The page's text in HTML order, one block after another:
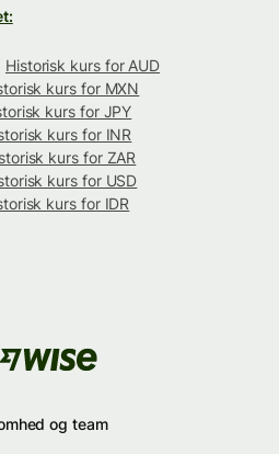
Historisk kurs for AUD
kurs for MXN
kurs for JPY
kurs for INR
kurs for ZAR
kurs for USD
kurs for IDR
og team